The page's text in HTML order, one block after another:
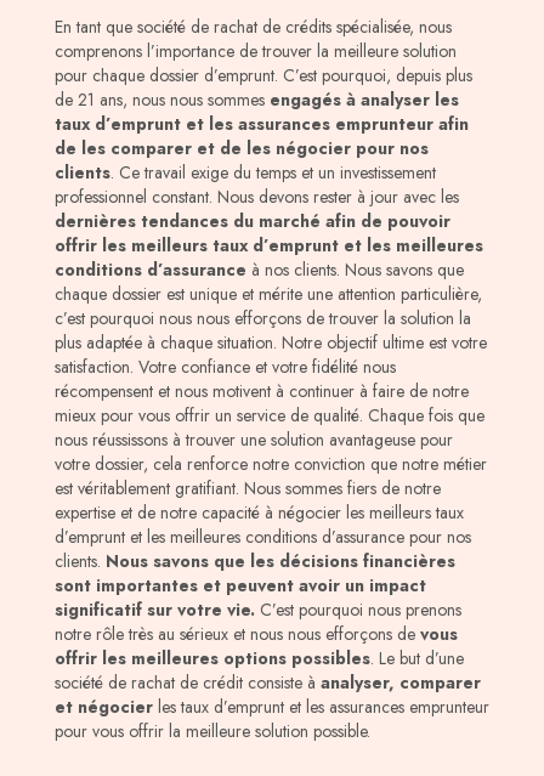
En tant que société de rachat de crédits spécialisée, nous
comprenons l’importance de trouver la meilleure solution
pour chaque dossier d’emprunt. C’est pourquoi, depuis plus
de 21 ans, nous nous sommes engagés à analyser les
taux d’emprunt et les assurances emprunteur afin
de les comparer et de les négocier pour nos
clients. Ce travail exige du temps et un investissement
professionnel constant. Nous devons rester à jour avec les
dernières tendances du marché afin de pouvoir
offrir les meilleurs taux d’emprunt et les meilleures
conditions d’assurance à nos clients. Nous savons que
chaque dossier est unique et mérite une attention particulière,
c’est pourquoi nous nous efforçons de trouver la solution la
plus adaptée à chaque situation. Notre objectif ultime est votre
satisfaction. Votre confiance et votre fidélité nous
récompensent et nous motivent à continuer à faire de notre
mieux pour vous offrir un service de qualité. Chaque fois que
nous réussissons à trouver une solution avantageuse pour
votre dossier, cela renforce notre conviction que notre métier
est véritablement gratifiant. Nous sommes fiers de notre
expertise et de notre capacité à négocier les meilleurs taux
d’emprunt et les meilleures conditions d’assurance pour nos
clients. Nous savons que les décisions financières
sont importantes et peuvent avoir un impact
significatif sur votre vie. C’est pourquoi nous prenons
notre rôle très au sérieux et nous nous efforçons de vous
offrir les meilleures options possibles. Le but d’une
société de rachat de crédit consiste à analyser, comparer
et négocierles taux d’emprunt et les assurances emprunteur
pour vous offrir la meilleure solution possible.